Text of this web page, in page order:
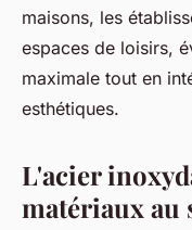
maisons, les
espaces de loisirs,
maximale tout en
esthétiques.
L'acier
matériaux au